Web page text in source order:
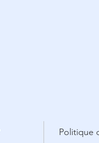
Politique